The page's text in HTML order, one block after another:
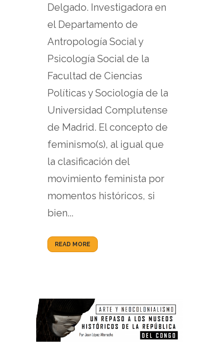
Delgado. Investigadora en
el Departamento de
Antropología Social y
Psicología Social de la
Facultad de Ciencias
Políticas y Sociología de la
Universidad Complutense
de Madrid. El concepto de
feminismo(s), al igual que
la clasificación del
movimiento feminista por
momentos históricos, si
bien...
READ MORE